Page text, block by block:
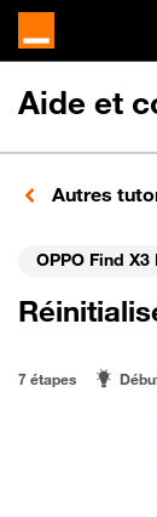
Aide et
Autres
OPPO Find X3
7 étapes